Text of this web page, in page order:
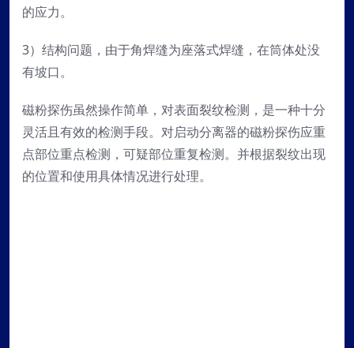
的应力。
3）结构问题，由于角焊缝为座落式焊缝，在筒体处没
有坡口。
磁粉探伤虽然操作简单，对表面裂纹检测，是一种十分
灵活且有效的检测手段。对启动分离器的磁粉探伤应重
点部位重点检测，可疑部位重复检测。并根据裂纹出现
的位置和使用具体情况进行处理。